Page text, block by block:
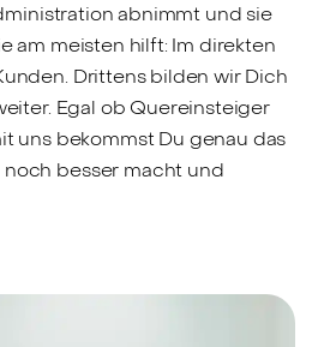
abnimmt und sie
am meisten hilft: Im direkten
Drittens bilden wir Dich
Egal ob Quereinsteiger
uns bekommst Du genau das
noch besser macht und